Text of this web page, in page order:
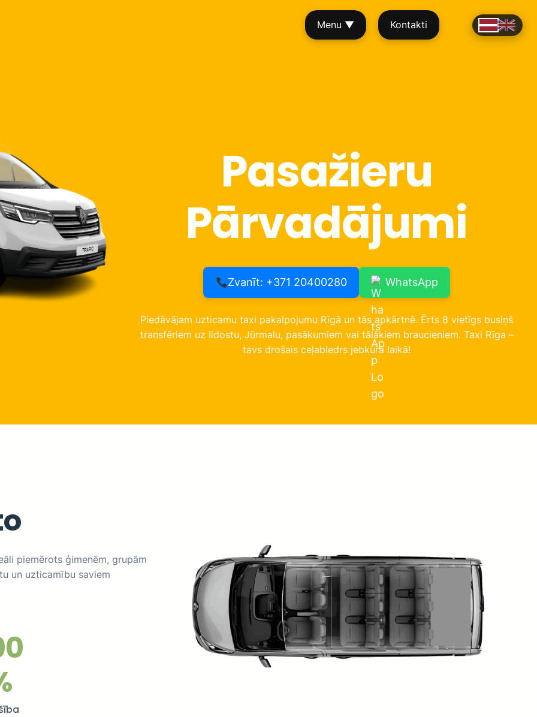
Menu ▼ Kontakti
Pasažieru
Pārvadājumi
Zvanīt: +371 20400280 WhatsApp
Piedāvājam uzticamu taxi pakalpojumu Rīgā un tās apkārtnē. Ērts 8 vietīgs busiņš
transfēriem uz lidostu, Jūrmalu, pasākumiem vai tālākiem braucieniem. Taxi Rīga –
tavs drošais ceļabiedrs jebkurā laikā!
piemērots ģimenēm, grupām
un uzticamību saviem